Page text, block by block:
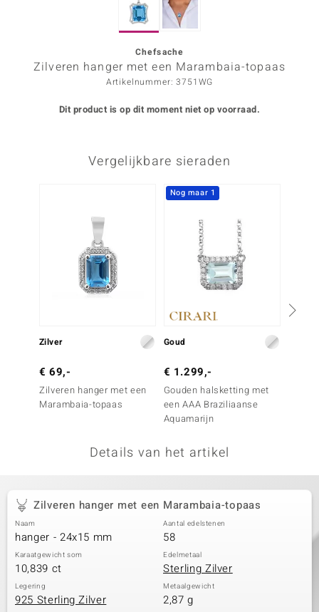
Designs
Chefsache
Zilveren hanger met een Marambaia-topaas
Artikelnummer: 3751WG
Dit product is op dit moment niet op voorraad.
Vergelijkbare sieraden
Zilver
€ 69,-
Zilveren hanger met een
Marambaia-topaas
Nog maar 1
Goud
€ 1.299,-
Gouden halsketting met
een AAA Braziliaanse
Aquamarijn
Details van het artikel
Zilveren hanger met een Marambaia-topaas
Naam
hanger - 24x15 mm
Aantal edelstenen
58
Karaatgewicht som
10,839 ct
Edelmetaal
Sterling Zilver
Legering
925 Sterling Zilver
Metaalgewicht
2,87 g